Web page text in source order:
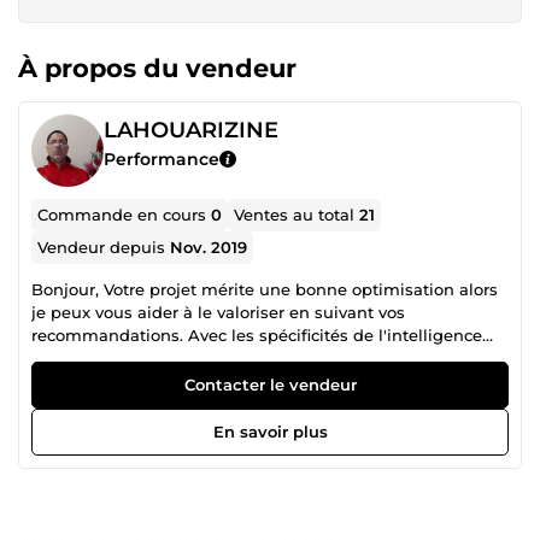
À propos du vendeur
LAHOUARIZINE
Performance
Commande en cours0 Ventes au total21
Vendeur depuis Nov. 2019
Bonjour, Votre projet mérite une bonne optimisation alors
je peux vous aider à le valoriser en suivant vos
recommandations. Avec les spécificités de l'intelligence
artificielle, de Claude cowork et les compétences que j'ai
développé, je peux t'aider à éditer ton projet de thèse. Je
peux corriger le titre, la miniature et la méta description
pour optimiser votre site, votre chaîne YouTube ou votre
livre. En clair, je peux améliorer votre travail au lieu de le
Contacter le vendeur
En savoir plus